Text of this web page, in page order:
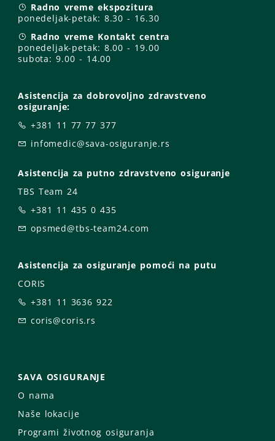
Radno vreme ekspozitura
ponedeljak-petak: 8.30 - 16.30
Radno vreme Kontakt centra
ponedeljak-petak: 8.00 - 19.00
subota: 9.00 - 14.00
Asistencija za dobrovoljno zdravstveno
osiguranje:
+381 11 77 77 377
infomedic@sava-osiguranje.rs
Asistencija za putno zdravstveno osiguranje
TBS Team 24
+381 11 435 0 435
opsmed@tbs-team24.com
Asistencija za osiguranje pomoći na putu
CORIS
+381 11 3636 922
coris@coris.rs
SAVA OSIGURANJE
O nama
Naše lokacije
Programi životnog osiguranja